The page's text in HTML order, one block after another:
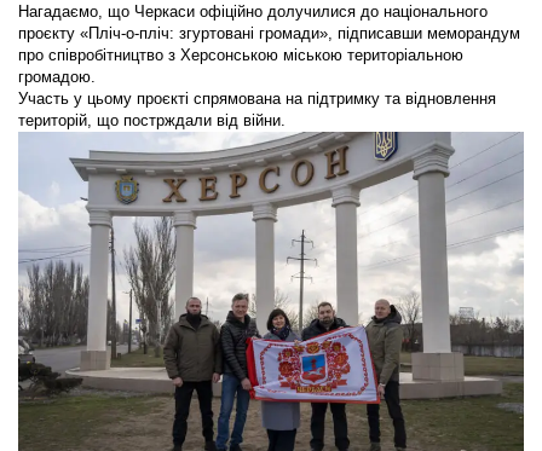
Нагадаємо, що Черкаси офіційно долучилися до національного
проєкту «Пліч-о-пліч: згуртовані громади», підписавши меморандум
про співробітництво з Херсонською міською територіальною
громадою.
Участь у цьому проєкті спрямована на підтримку та відновлення
територій, що пострждали від війни.